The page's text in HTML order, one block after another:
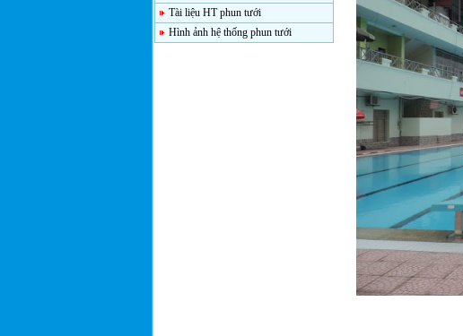
Tài liệu HT phun tưới
Hình ảnh hệ thống phun tưới